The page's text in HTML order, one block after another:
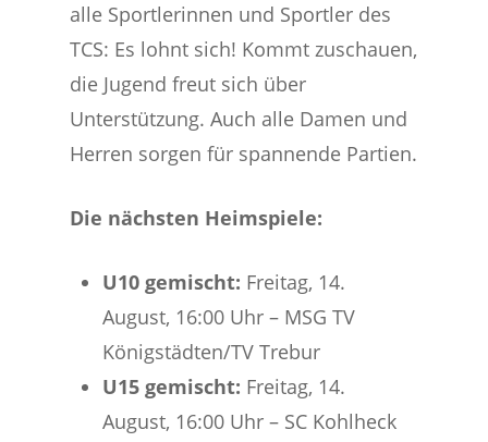
alle Sportlerinnen und Sportler des
TCS: Es lohnt sich! Kommt zuschauen,
die Jugend freut sich über
Unterstützung. Auch alle Damen und
Herren sorgen für spannende Partien.
Die nächsten Heimspiele:
U10 gemischt: Freitag, 14.
August, 16:00 Uhr – MSG TV
Königstädten/TV Trebur
U15 gemischt: Freitag, 14.
August, 16:00 Uhr – SC Kohlheck